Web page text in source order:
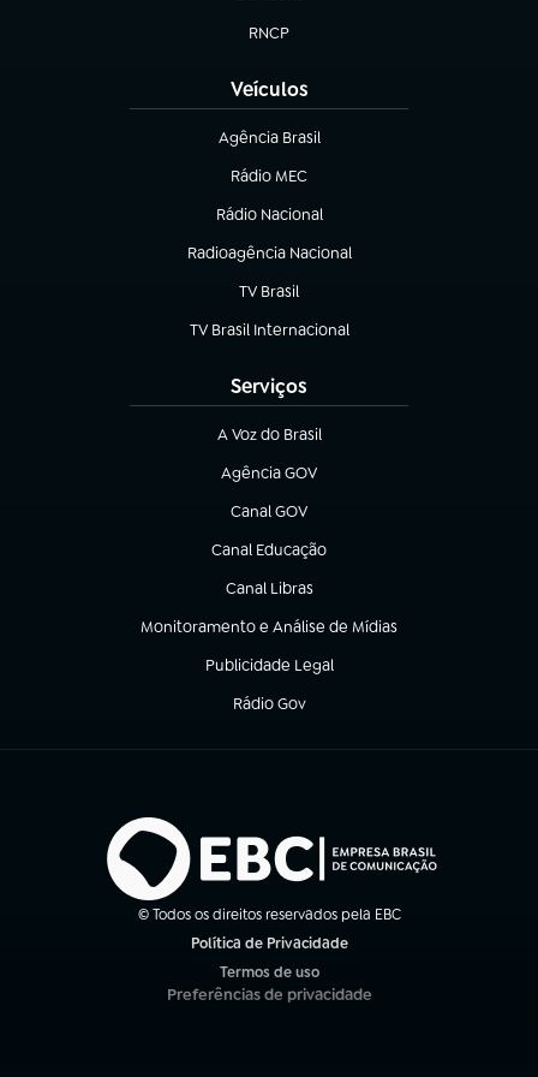
RNCP
(abre em nova aba)
Veículos
Agência Brasil
(abre em nova aba)
Rádio MEC
(abre em nova aba)
Rádio Nacional
Radioagência Nacional
(abre em nova aba)
TV Brasil
(abre em nova aba)
TV Brasil Internacional
(abre em nova aba)
Serviços
A Voz do Brasil
(abre em nova aba)
Agência GOV
(abre em nova aba)
Canal GOV
(abre em nova aba)
Canal Educação
(abre em nova aba)
Canal Libras
(abre em nova aba)
Monitoramento e Análise de Mídias
(abre em nova aba)
Publicidade Legal
(abre em nova aba)
Rádio Gov
(abre em nova aba)
© Todos os direitos reservados pela EBC
Política de Privacidade
Termos de uso
(abre em nova aba)
Preferências de privacidade